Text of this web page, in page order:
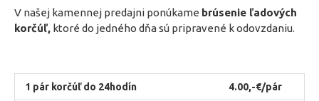
V našej kamennej predajni ponúkame brúsenie ľadových
korčúľ, ktoré do jedného dňa sú pripravené k odovzdaniu.
1 pár korčúľd o 24hodín 4.00,-€/pár